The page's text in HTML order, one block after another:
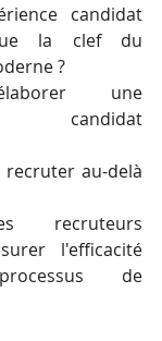
candidat
la clef du
?
une
candidat
au-delà
recruteurs
l'efficacité
de